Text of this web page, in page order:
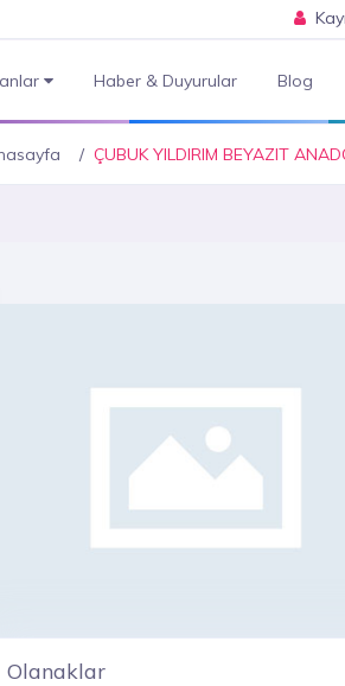
Haber & Duyurular Blog
ÇUBUK YILDIRIM BEYAZIT
Olanaklar